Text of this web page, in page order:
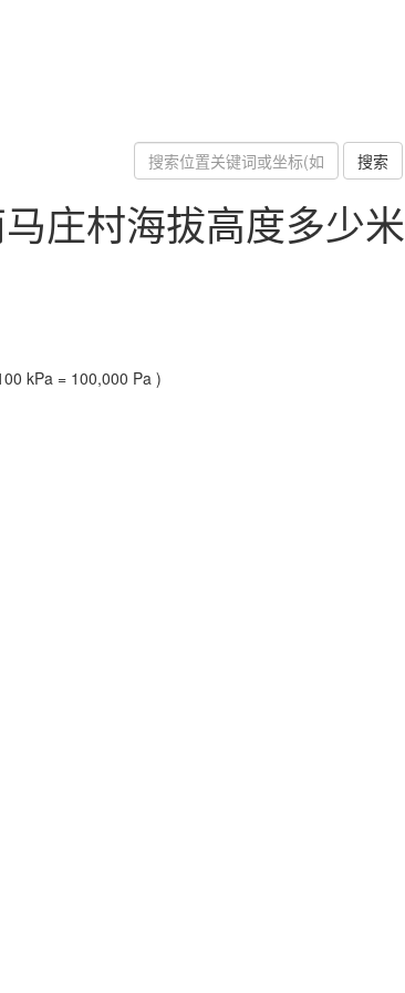
搜索
庄村海拔高度多少米
kPa = 100,000 Pa )